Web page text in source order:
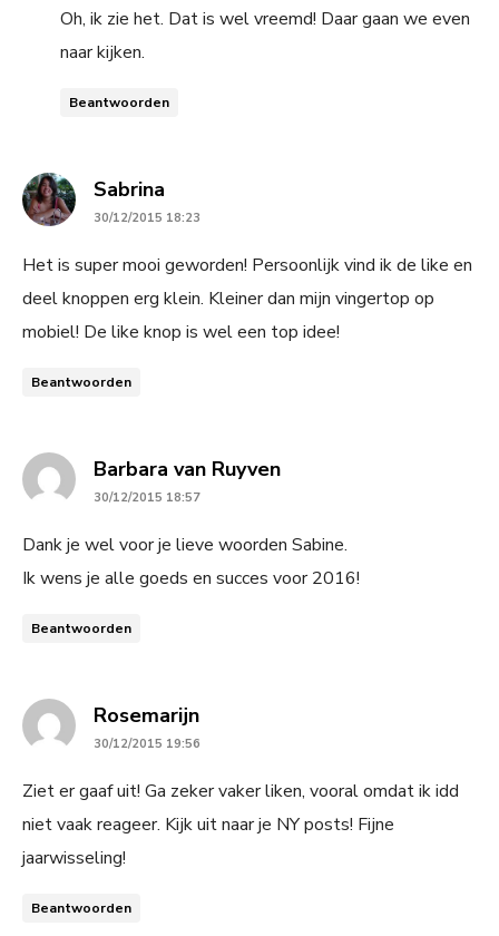
Oh, ik zie het. Dat is wel vreemd! Daar gaan we even
naar kijken.
Beantwoorden
Sabrina
30/12/2015 18:23
Het is super mooi geworden! Persoonlijk vind ik de like en
deel knoppen erg klein. Kleiner dan mijn vingertop op
mobiel! De like knop is wel een top idee!
Beantwoorden
Barbara van Ruyvensays:
30/12/2015 18:57
Dank je wel voor je lieve woorden Sabine.
Ik wens je alle goeds en succes voor 2016!
Beantwoorden
Rosemarijnsays:
30/12/2015 19:56
Ziet er gaaf uit! Ga zeker vaker liken, vooral omdat ik idd
niet vaak reageer. Kijk uit naar je NY posts! Fijne
jaarwisseling!
Beantwoorden